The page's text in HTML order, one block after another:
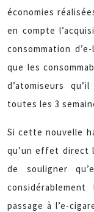
économies
en compte
consommation
que les
d’atomiseurs
toutes les 3
Si cette nouvelle
qu’un effet direct
de souligner
passage à l’e-